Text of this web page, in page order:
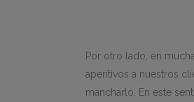
Por otro lado, en
aperitivos a nuestros
mancharlo. En este